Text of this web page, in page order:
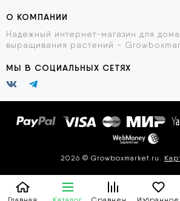
О КОМПАНИИ
Надежный интернет-магазин для
выращивания растений -
МЫ В СОЦИАЛЬНЫХ СЕТЯХ
2026 © Growboxmarket.ru.